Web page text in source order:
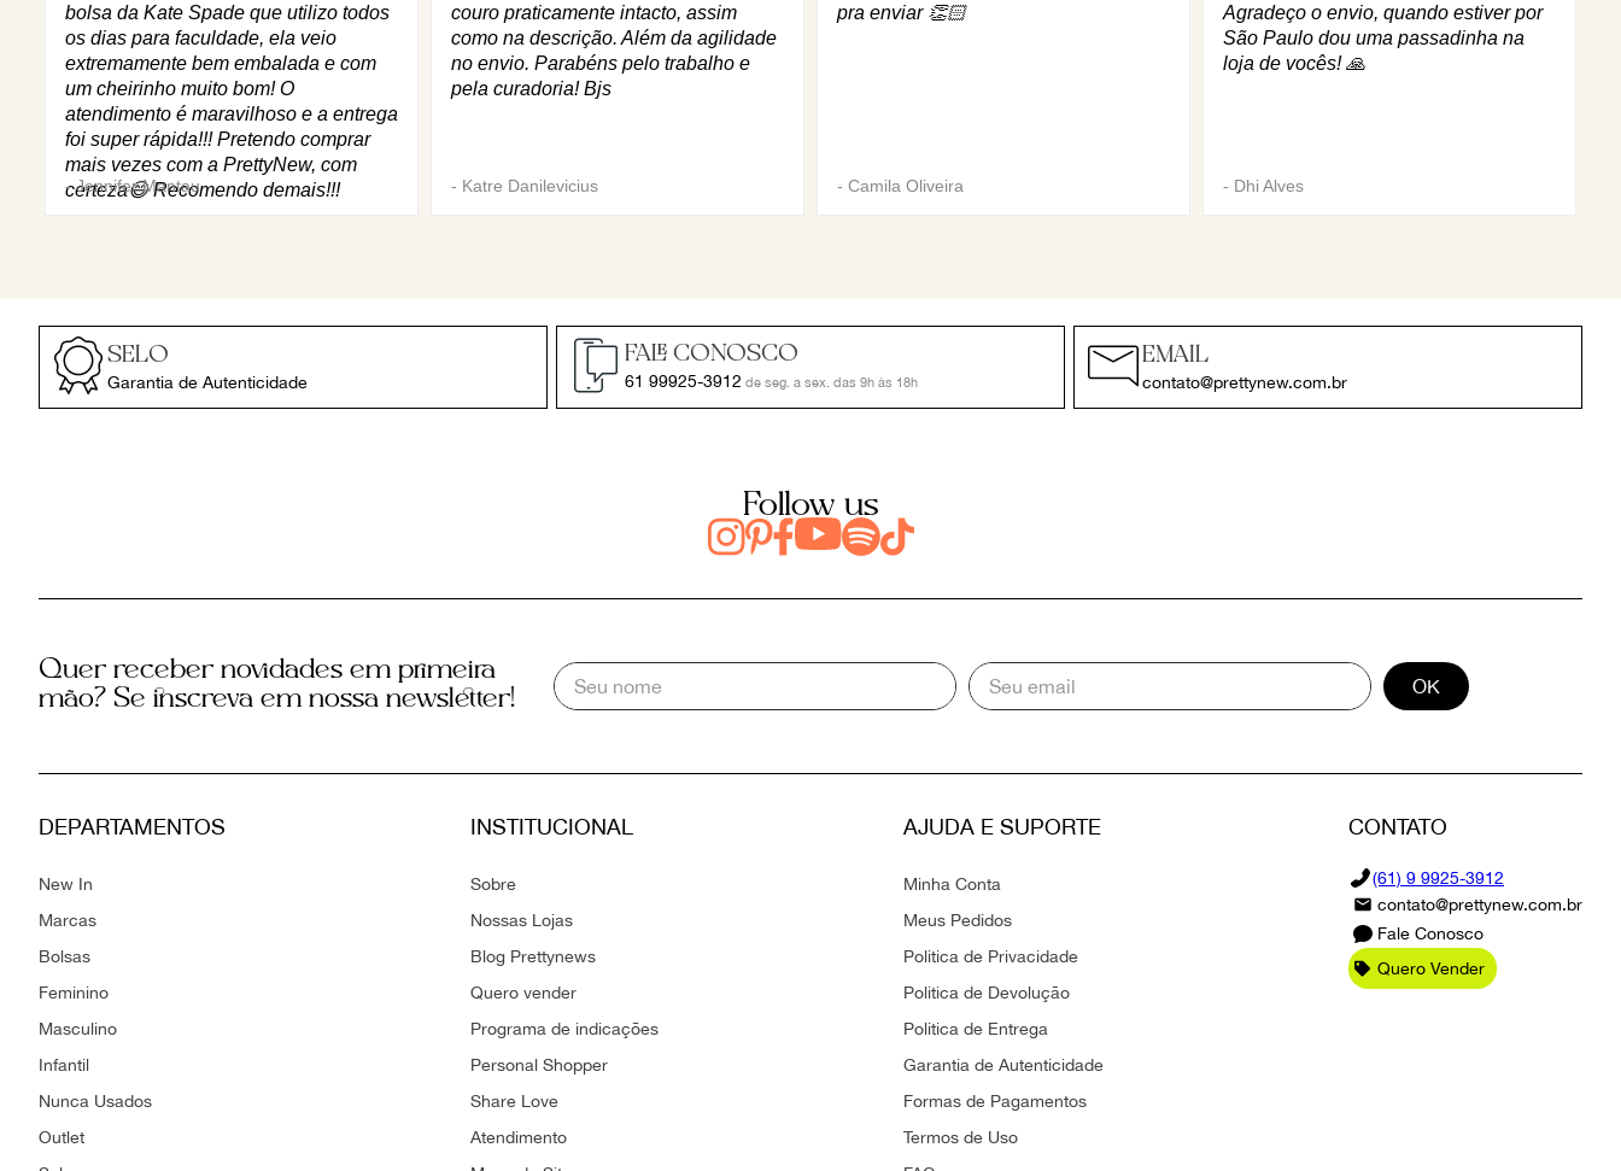
bolsa da Kate Spade que utilizo todos
os dias para faculdade, ela veio
extremamente bem embalada e com
um cheirinho muito bom! O
atendimento é maravilhoso e a entrega
foi super rápida!!! Pretendo comprar
mais vezes com a PrettyNew, com
certeza😄 Recomendo demais!!!
-Jennifer Mantau
couro praticamente intacto, assim
como na descrição. Além da agilidade
no envio. Parabéns pelo trabalho e
pela curadoria! Bjs
- Katre Danilevicius
pra enviar 👏🏻
- Camila Oliveira
Agradeço o envio, quando estiver por
São Paulo dou uma passadinha na
loja de vocês! 🙏
- Dhi Alves
SELO
Garantia de Autenticidade
FALE CONOSCO
61 99925-3912 de seg. a sex. das 9h às 18h
EMAIL
contato@prettynew.com.br
Follow us
Quer receber novidades em primeira
mão? Se inscreva em nossa newsletter!
OK
DEPARTAMENTOS
New In
Marcas
Bolsas
Feminino
Masculino
Infantil
Nunca Usados
Outlet
INSTITUCIONAL
Sobre
Nossas Lojas
Blog Prettynews
Quero vender
Programa de indicações
Personal Shopper
Share Love
Atendimento
AJUDA E SUPORTE
Minha Conta
Meus Pedidos
Politica de Privacidade
Politica de Devolução
Politica de Entrega
Garantia de Autenticidade
Formas de Pagamentos
Termos de Uso
CONTATO
(61) 9 9925-3912
contato@prettynew.com.br
Fale Conosco
Quero Vender